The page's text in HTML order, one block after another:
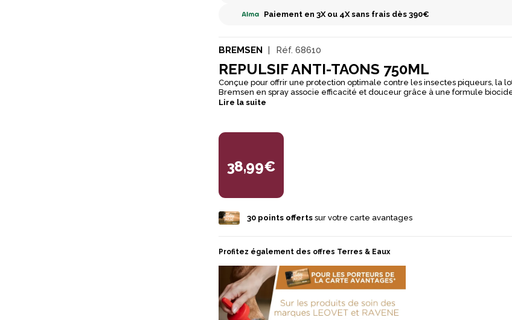
Paiement en 3X ou 4X sans frais dès 390€
BREMSEN Réf. 68610
REPULSIF ANTI-TAONS 750ML
Conçue pour offrir une protection optimale contre les insectes piqueurs, la
Bremsen en spray associe efficacité et douceur grâce à une formule
respectueuse de la peau du cheval Avantages principaux : Formule sans alcool : douce pour la
Compatible avec les périodes de compétition : formulation sûre sous réserve
réglementations en vigueur.
Lire la suite
38,99€
30 points offerts sur votre carte avantages
Profitez également des offres Terres & Eaux